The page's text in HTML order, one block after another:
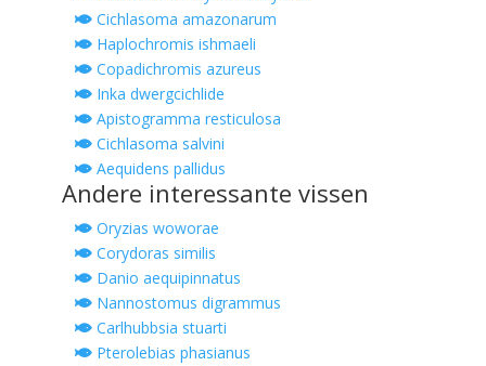
Cichlasoma amazonarum
Haplochromis ishmaeli
Copadichromis azureus
Inka dwergcichlide
Apistogramma resticulosa
Cichlasoma salvini
Aequidens pallidus
Andere interessante vissen
Oryzias woworae
Corydoras similis
Danio aequipinnatus
Nannostomus digrammus
Carlhubbsia stuarti
Pterolebias phasianus